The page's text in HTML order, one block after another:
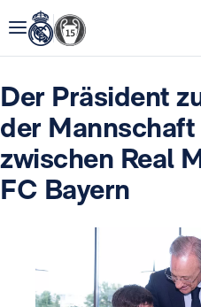
Der Präsident
der
zwischen Real
FC Bayern